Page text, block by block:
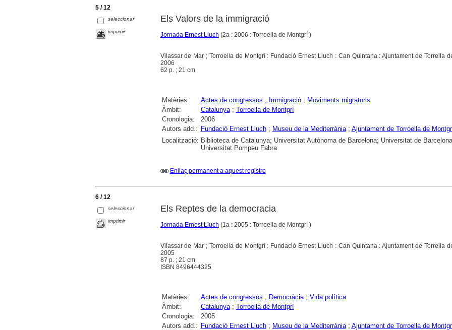
5 / 12
seleccionar
imprimir
Els Valors de la immigració
Jornada Ernest Lluch (2a : 2006 : Torroella de Montgrí )
Vilassar de Mar ; Torroella de Montgrí : Fundació Ernest Lluch : Can Quintana : Ajuntament de Torrella
2006
62 p. ; 21 cm
Matèries: Actes de congressos ; Immigració; Moviments migratoris
Àmbit:
Catalunya; Torroella de Montgrí
Cronologia:
2006
Autors add.: Fundació Ernest Lluch; Museu de la Mediterrània; Ajuntament de Torroella de
Localització: Biblioteca de Catalunya; Universitat Autònoma de Barcelona; Universitat de
Universitat Pompeu Fabra
Enllaç permanent a aquest registre
6 / 12
seleccionar
imprimir
Els Reptes de la democracia
Jornada Ernest Lluch (1a : 2005 : Torroella de Montgrí )
Vilassar de Mar ; Torroella de Montgrí : Fundació Ernest Lluch : Can Quintana : Ajuntament de Torrella
2005
87 p. ; 21 cm
ISBN 8496444325
Matèries: Actes de congressos ; Democràcia; Vida política
Àmbit:
Catalunya; Torroella de Montgrí
Cronologia:
2005
Autors add.: Fundació Ernest Lluch; Museu de la Mediterrània; Ajuntament de Torroella de